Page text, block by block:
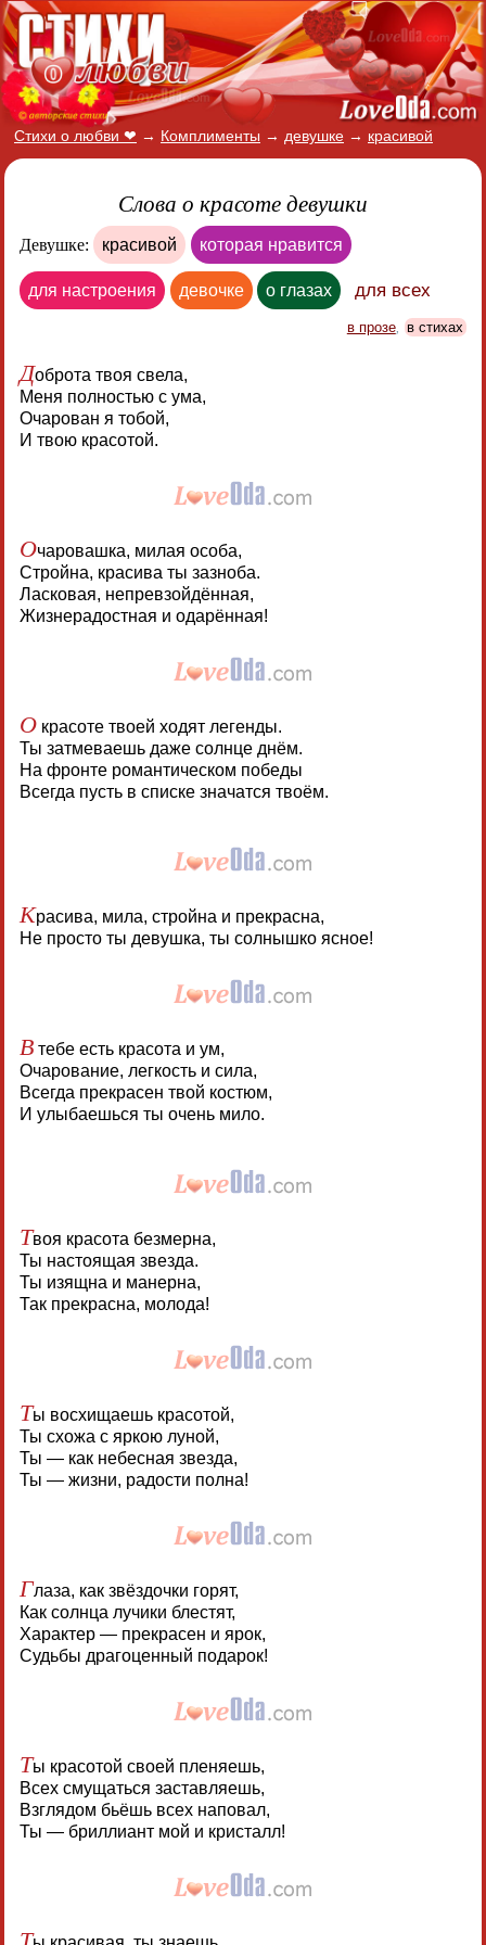
Стихи о любви ❤ → Комплименты → девушке → красивой
Слова о красоте девушки
Девушке: красивой которая нравится
для настроения девочке о глазах для всех
в прозе, в стихах
Доброта твоя свела,
Меня полностью с ума,
Очарован я тобой,
И твою красотой.
Очаровашка, милая особа,
Стройна, красива ты зазноба.
Ласковая, непревзойдённая,
Жизнерадостная и одарённая!
Окрасоте твоей ходят легенды.
Ты затмеваешь даже солнце днём.
На фронте романтическом победы
Всегда пусть в списке значатся твоём.
Красива, мила, стройна и прекрасна,
Не просто ты девушка, ты солнышко ясное!
Втебе есть красота и ум,
Очарование, легкость и сила,
Всегда прекрасен твой костюм,
И улыбаешься ты очень мило.
Твоя красота безмерна,
Ты настоящая звезда.
Ты изящна и манерна,
Так прекрасна, молода!
Ты восхищаешь красотой,
Ты схожа с яркою луной,
Ты — как небесная звезда,
Ты — жизни, радости полна!
Глаза, как звёздочки горят,
Как солнца лучики блестят,
Характер — прекрасен и ярок,
Судьбы драгоценный подарок!
Ты красотой своей пленяешь,
Всех смущаться заставляешь,
Взглядом бьёшь всех наповал,
Ты — бриллиант мой и кристалл!
Т